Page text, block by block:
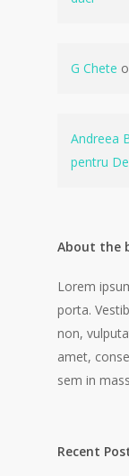
G Chete
Andreea
pentru
About the
Lorem
porta.
non,
amet,
sem in
Recent